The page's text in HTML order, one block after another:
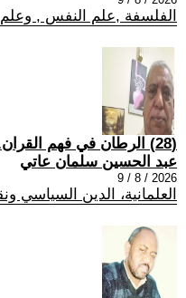
الفلسفة ,علم النفس , وعلم
(28) الرطان في فهم القران.....7
عبد الحسين سلمان عاتي
2026 / 8 / 9
العلمانية، الدين السياسي